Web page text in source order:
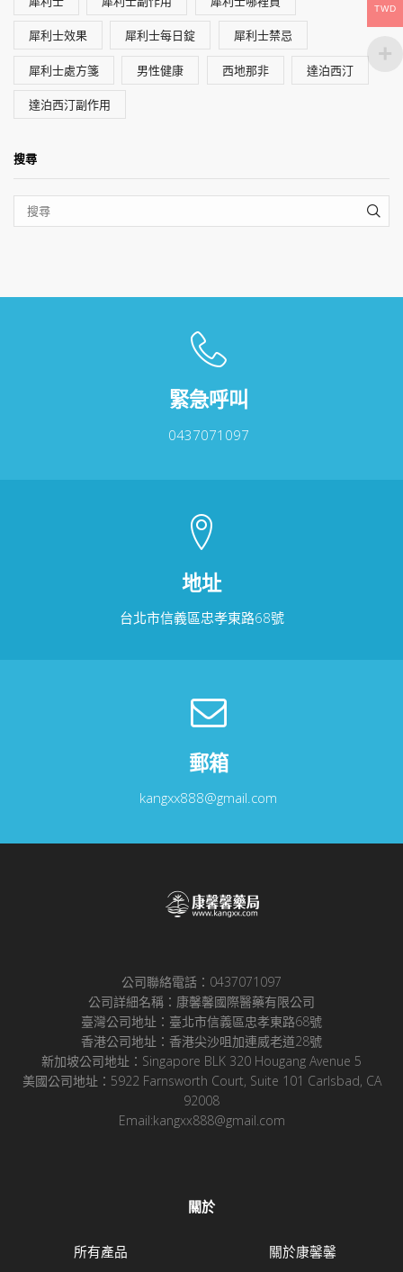
犀利士效果 犀利士每日錠 犀利士禁忌
犀利士處方箋 男性健康 西地那非 達泊西汀
達泊西汀副作用
搜尋
緊急呼叫
0437071097
地址
台北市信義區忠孝東路68號
郵箱
kangxx888@gmail.com
公司聯絡電話：0437071097
公司詳細名稱：康馨馨國際醫藥有限公司
臺灣公司地址：臺北市信義區忠孝東路68號
香港公司地址：香港尖沙咀加連威老道28號
新加坡公司地址：Singapore BLK 320 Hougang Avenue 5
美國公司地址：5922 Farnsworth Court, Suite 101 Carlsbad, CA
92008
Email:kangxx888@gmail.com
關於
所有產品
關於康馨馨
TWD